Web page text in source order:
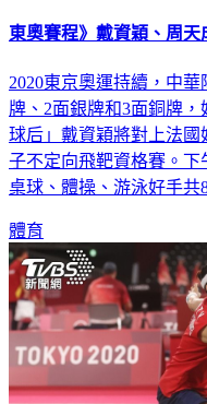
東奧賽程》戴資穎、周
2020東京奧運持續，中
牌、2面銀牌和3面銅牌
球后」戴資穎將對上法國
子不定向飛靶資格賽。
桌球、體操、游泳好手共
體育